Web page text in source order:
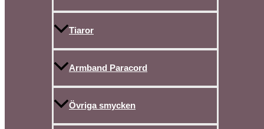
Tiaror
Armband Paracord
Övriga smycken